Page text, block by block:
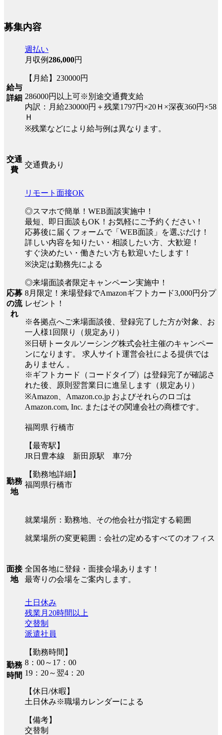
募集内容
給与
詳細
週払い
月収例286,000円
【月給】230000円
286000円以上可※別途交通費支給
内訳：月給230000円＋残業1797円×20Ｈ×深夜360円×58
Ｈ
※残業などにより給与例は異なります。
交通
費
交通費あり
応募
の流
れ
リモート面接OK
◎スマホで簡単！WEB面談実施中！
最短、即日面談もOK！お気軽にご予約ください！
応募後に届くフォームで「WEB面談」を選ぶだけ！
詳しい内容を知りたい・相談したい方、大歓迎！
すぐ決めたい・働きたい方も歓迎いたします！
※決定は勤務先による
◎来場面談者限定キャンペーン実施中！
8月限定！来場登録でAmazonギフトカード3,000円分プ
レゼント！
※各拠点へご来場面談後、登録完了した方が対象、お
一人様1回限り（規定あり）
※日研トータルソーシング株式会社主催のキャンペー
ンになります。 求人サイト運営会社による提供では
ありません 。
※ギフトカード（コードタイプ）は登録完了が確認さ
れた後、原則翌営業日に進呈します（規定あり）
※Amazon、Amazon.co.jp およびそれらのロゴは
Amazon.com, Inc. またはその関連会社の商標です。
勤務
地
福岡県 行橋市
【最寄駅】
JR日豊本線 新田原駅 車7分
【勤務地詳細】
福岡県行橋市
就業場所：勤務地、その他会社が指定する範囲
就業場所の変更範囲：会社の定めるすべてのオフィス
面接
地
全国各地に登録・面接会場あります！
最寄りの会場をご案内します。
勤務
時間
土日休み
残業月20時間以上
交替制
派遣社員
【勤務時間】
8：00～17：00
19：20～翌4：20
【休日/休暇】
土日休み※職場カレンダーによる
【備考】
交替制